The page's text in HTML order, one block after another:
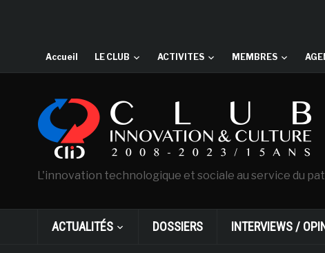
Accueil LE CLUB ACTIVITES MEMBRES
L'innovation technologique et sociale au service du
ACTUALITÉS DOSSIERS INTERVIEWS /